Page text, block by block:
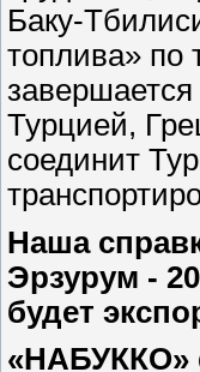
Баку-
топлива» по
Турцией,
соединит
Наша
Эрзурум -
будет
«НАБУККО»